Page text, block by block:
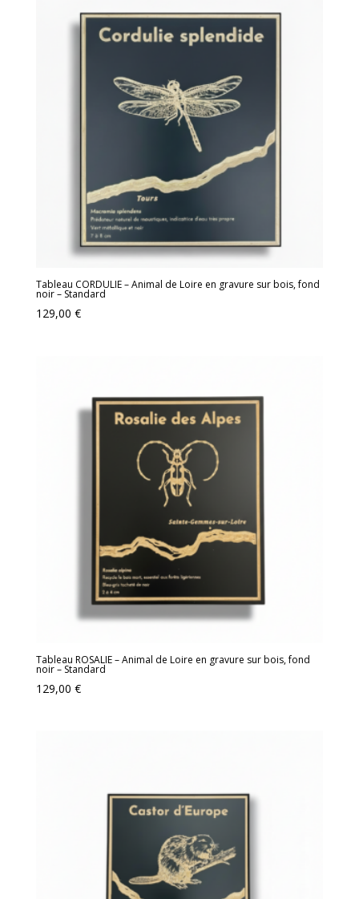
Tableau CORDULIE – Animal de Loire en gravure sur bois, fond
noir – Standard
129,00 €
Tableau ROSALIE – Animal de Loire en gravure sur bois, fond
noir – Standard
129,00 €